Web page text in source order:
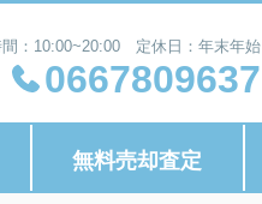
間：10:00~20:00 定休日：年末年始
0667809637
無料売却査定